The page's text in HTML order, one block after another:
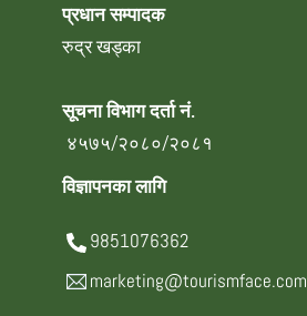
प्रधान सम्पादक
रुद्र खड्का
सूचना विभाग दर्ता नं.
४५७५/२०८०/२०८१
विज्ञापनका लागि
9851076362
marketing@tourismface.com